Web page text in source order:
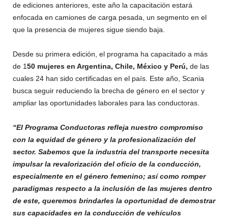
de ediciones anteriores, este año la capacitación estará
enfocada en camiones de carga pesada, un segmento en el
que la presencia de mujeres sigue siendo baja.
Desde su primera edición, el programa ha capacitado a más
de 150 mujeres en Argentina, Chile, México y Perú, de las
cuales 24 han sido certificadas en el país. Este año, Scania
busca seguir reduciendo la brecha de género en el sector y
ampliar las oportunidades laborales para las conductoras.
“El Programa Conductoras refleja nuestro compromiso
con la equidad de género y la profesionalización del
sector. Sabemos que la industria del transporte necesita
impulsar la revalorización del oficio de la conducción,
especialmente en el género femenino; así como romper
paradigmas respecto a la inclusión de las mujeres dentro
de este, queremos brindarles la oportunidad de demostrar
sus capacidades en la conducción de vehículos